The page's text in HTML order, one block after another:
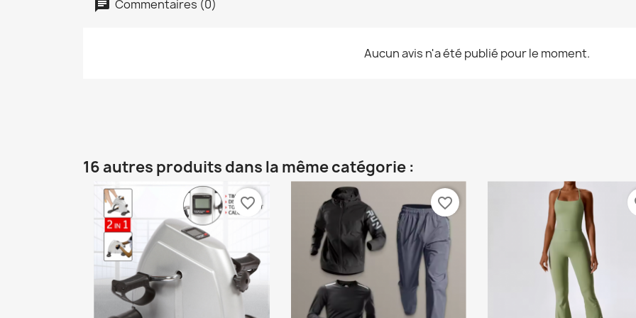
Commentaires (0)
Aucun avis n'a été publié pour le moment.
16 autres produits dans la même catégorie :
favorite_border favorite_border